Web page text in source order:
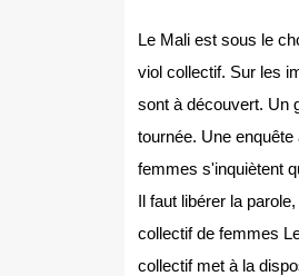
Le Mali est sous le
viol collectif. Sur les
sont à découvert. Un
tournée. Une
femmes s'inquiètent
Il faut libérer la
collectif de femmes
collectif met à la